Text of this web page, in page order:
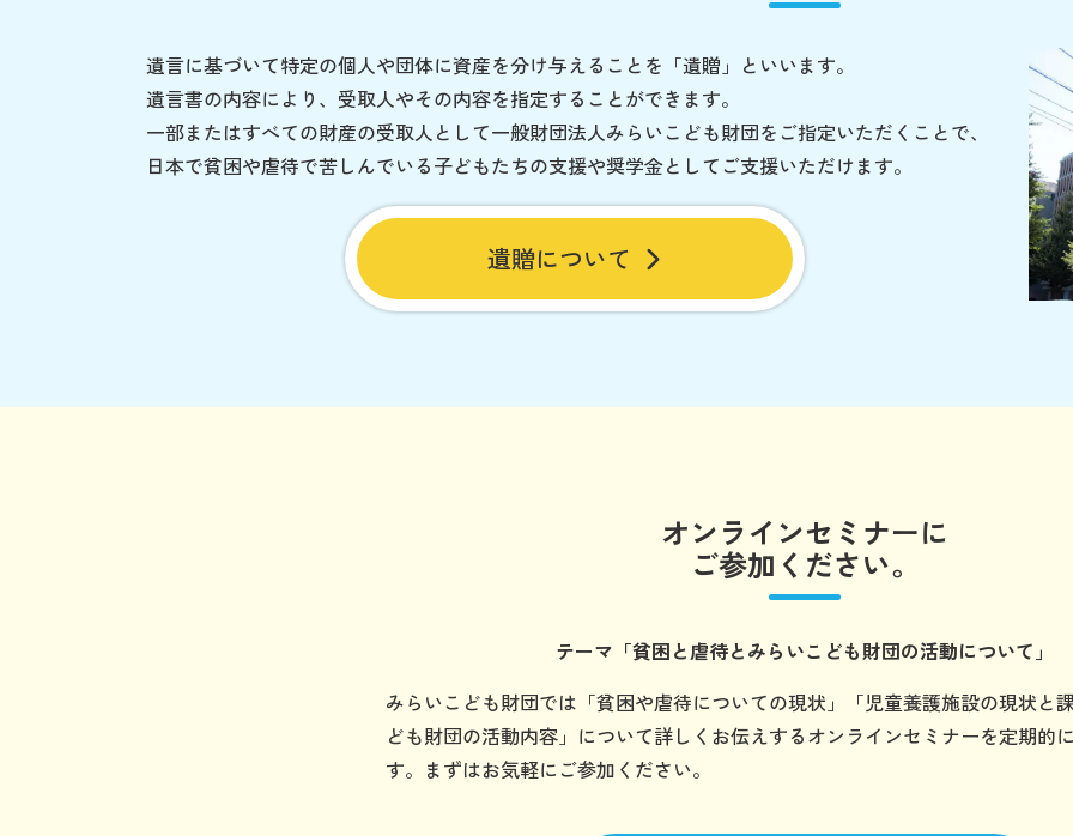
遺言に基づいて特定の個人や団体に資産を分け与えることを「遺贈」といいます。
遺言書の内容により、受取人やその内容を指定することができます。
一部またはすべての財産の受取人として一般財団法人みらいこども財団をご指定いただくことで、
日本で貧困や虐待で苦しんでいる子どもたちの支援や奨学金としてご支援いただけます。
遺贈について
オンラインセミナーに
ご参加ください。
テーマ 「貧困と虐待とみらいこども財団の活動について」
みらいこども財団では「貧困や虐待についての現状」「児童養護施設の現状と
ども財団の活動内容」について詳しくお伝えするオンラインセミナーを定期的
す。まずはお気軽にご参加ください。